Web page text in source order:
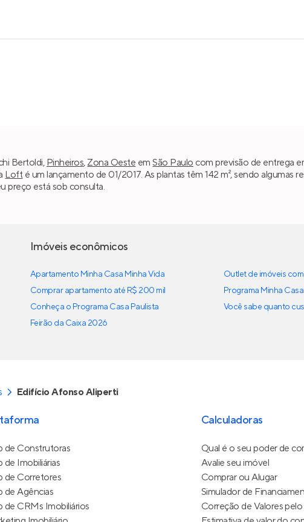
Bertoldi, Pinheiros, Zona Oeste emSão Paulo com previsão de entrega
Lofté um lançamento de 01/2017. As plantas têm 142 m², sendo algumas
preço está sob consulta.
Imóveis econômicos
Apartamento Minha Casa Minha Vida
Comprar apartamento até R$ 200 mil
Conheça o Programa Casa Paulista
Feirão da Caixa 2026
Outlet de imóveis
Programa Minha
Você sabe quanto
Edifício Afonso Aliperti
de Construtoras
de Imobiliárias
de Corretores
de Agências
de CRMs Imobiliários
Calculadoras
Qual é o seu poder de
Avalie seu imóvel
Comprar ou Alugar
Simulador de
Correção de Valores